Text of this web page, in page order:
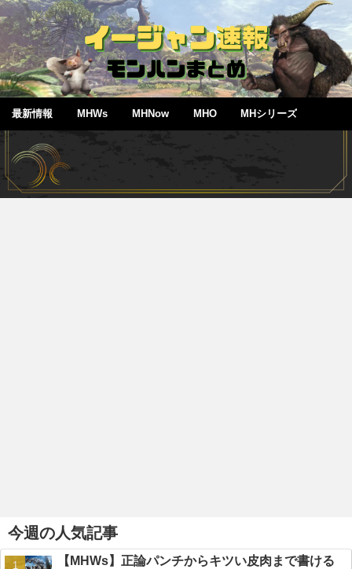
最新情報 MHWs MHNow MHO MHシリーズ
今週の人気記事
【MHWs】正論パンチからキツい皮肉まで書ける